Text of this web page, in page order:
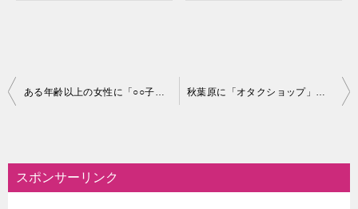
投
ビ
ゲ
ある年齢以上の女性に「○○子」という名前が多いのはなぜ？ 秋葉原に「オタクショップ」が集中しているのはなぜ？
スポンサーリンク